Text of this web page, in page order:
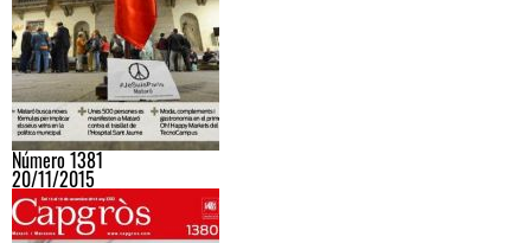
Número 1381
20/11/2015